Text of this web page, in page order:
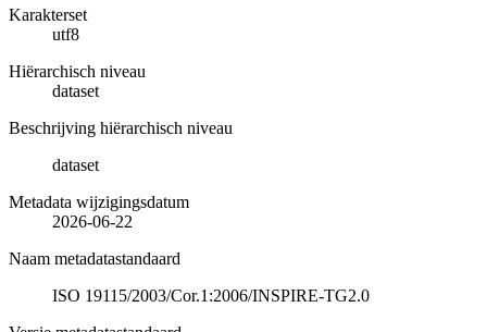
Karakterset
utf8
Hiërarchisch niveau
dataset
Beschrijving hiërarchisch niveau
dataset
Metadata wijzigingsdatum
2026-06-22
Naam metadatastandaard
ISO 19115/2003/Cor.1:2006/INSPIRE-TG2.0